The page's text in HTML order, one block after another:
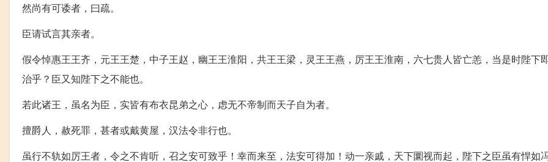
然尚有可诿者，曰疏。
臣请试言其亲者。
假令悼惠王王齐，元王王楚，中子王赵，幽王王淮阳，共王王梁，灵王王燕，厉王王淮南，六七贵人皆亡恙，当是时陛下
治乎？臣又知陛下之不能也。
若此诸王，虽名为臣，实皆有布衣昆弟之心，虑无不帝制而天子自为者。
擅爵人，赦死罪，甚者或戴黄屋，汉法令非行也。
虽行不轨如厉王者，令之不肯听，召之安可致乎！幸而来至，法安可得加！动一亲戚，天下圜视而起，陛下之臣虽有悍如